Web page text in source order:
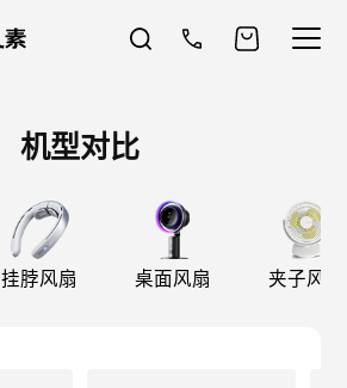
机型对比
挂脖风扇 桌面风扇 夹子风扇